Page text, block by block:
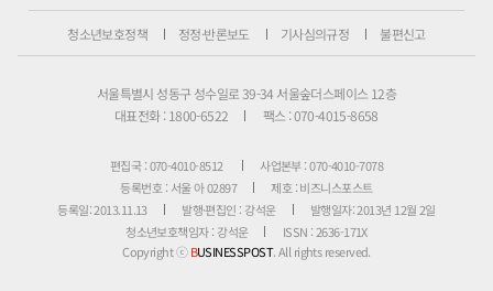
청소년보호정책 정정·반론보도 기사심의규정 불편신고
서울특별시 성동구 성수일로 39-34 서울숲더스페이스 12층
대표전화 : 1800-6522
팩스 : 070-4015-8658
편집국 : 070-4010-8512
사업본부 : 070-4010-7078
등록번호 : 서울 아 02897
제호 : 비즈니스포스트
등록일: 2013.11.13
발행·편집인 : 강석운
발행일자: 2013년 12월 2일
청소년보호책임자 : 강석운
ISSN : 2636-171X
Copyright ⓒBUSINESSPOST. All rights reserved.